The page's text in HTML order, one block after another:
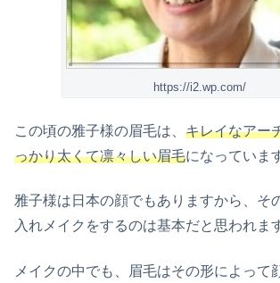
https://i2.wp.com/
この頃の雅子様の眉毛は、 キレイなアー
っかり太くて凛々しい眉毛になっていま
雅子様は日本の顔でもありますから、そ
入れメイクをするのは基本だと思われま
メイクの中でも、眉毛はその形によって